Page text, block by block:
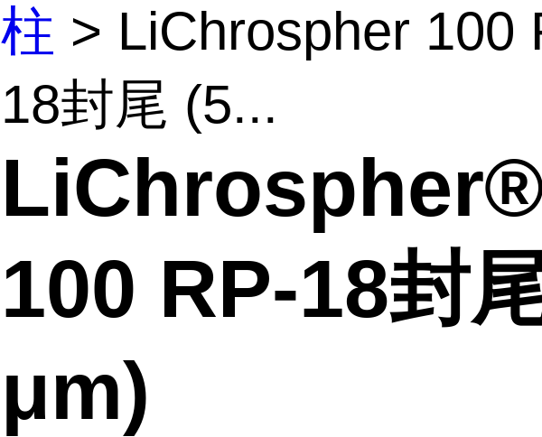
柱 > LiChrospher 100
18封尾 (5...
100 RP-18封
μm)